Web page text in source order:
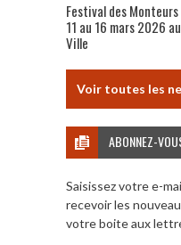
Festival des
11 au 16 mars 2026
Ville
Voir toutes les
ABONNEZ-
Saisissez votre e-
recevoir les
votre boite aux